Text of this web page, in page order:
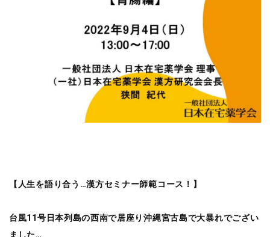
【人生を語り合う…漢方セミナー師範コース！】
台風11号日本列島の西南で居座り沖縄宮古島で大暴れでござい
ました…